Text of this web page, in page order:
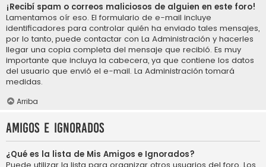
¡Recibí spam o correos maliciosos de alguien en este foro!
Lamentamos oír eso. El formulario de e-mail incluye
identificadores para controlar quién ha enviado tales mensajes,
por lo tanto, puede contactar con La Administración y hacerles
llegar una copia completa del mensaje que recibió. Es muy
importante que incluya la cabecera, ya que contiene los datos
del usuario que envió el e-mail. La Administración tomará
medidas.
Arriba
Amigos e Ignorados
¿Qué es la lista de Mis Amigos e Ignorados?